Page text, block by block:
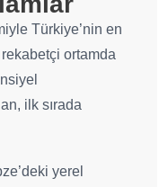
Türkiye’nin en
ortamda
ilk sırada
yerel